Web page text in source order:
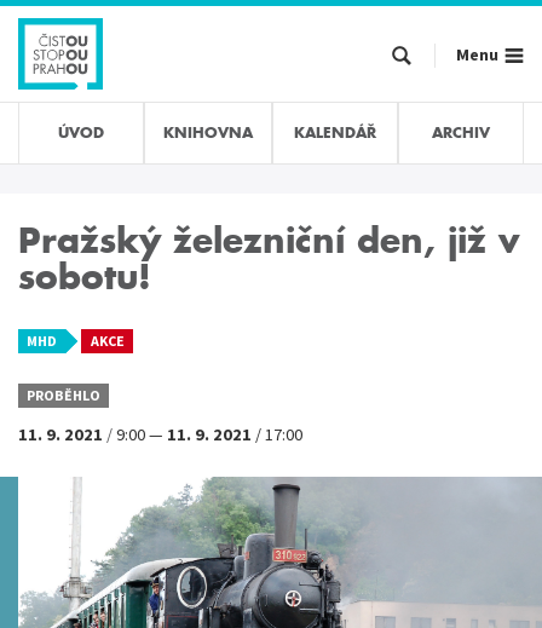
Přejít
hlavnímu
obsahu
Menu
ÚVOD KNIHOVNA KALENDÁŘ ARCHIV
Pražský železniční den, již v
sobotu!
MHD AKCE
PROBĚHLO
11. 9. 2021 /9:00— 11. 9. 2021 /17:00